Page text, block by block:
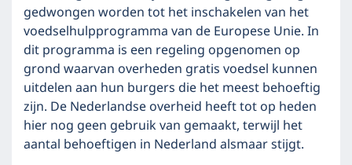
gedwongen worden tot het inschakelen van het
voedselhulpprogramma van de Europese Unie. In
dit programma is een regeling opgenomen op
grond waarvan overheden gratis voedsel kunnen
uitdelen aan hun burgers die het meest behoeftig
zijn. De Nederlandse overheid heeft tot op heden
hier nog geen gebruik van gemaakt, terwijl het
aantal behoeftigen in Nederland alsmaar stijgt.